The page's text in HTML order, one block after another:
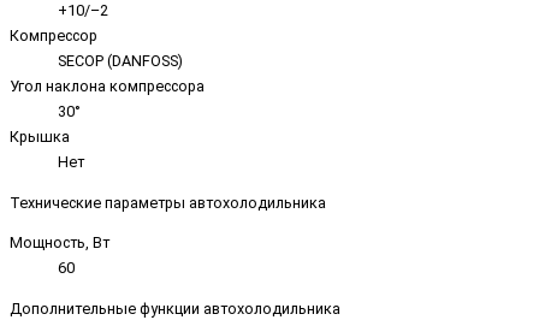
+10/–2
Компрессор
SECOP (DANFOSS)
Угол наклона компрессора
30°
Крышка
Нет
Технические параметры автохолодильника
Мощность, Вт
60
Дополнительные функции автохолодильника